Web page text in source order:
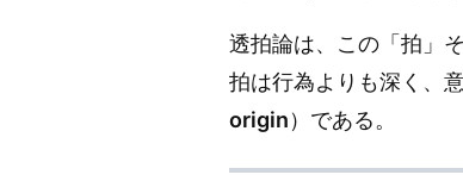
透拍論は、この「拍」
拍は行為よりも深く、
origin）である。